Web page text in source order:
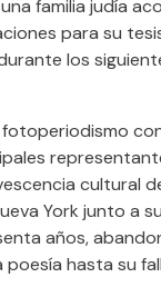
familia judía
para su
los
fotoperiodismo
cultural
York junto a
años,
hasta su